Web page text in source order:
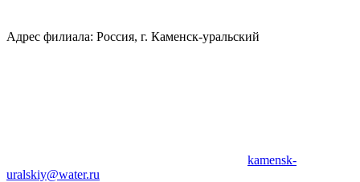
Адрес филиала: Россия, г. Каменск-уральский
kamensk-
uralskiy@water.ru